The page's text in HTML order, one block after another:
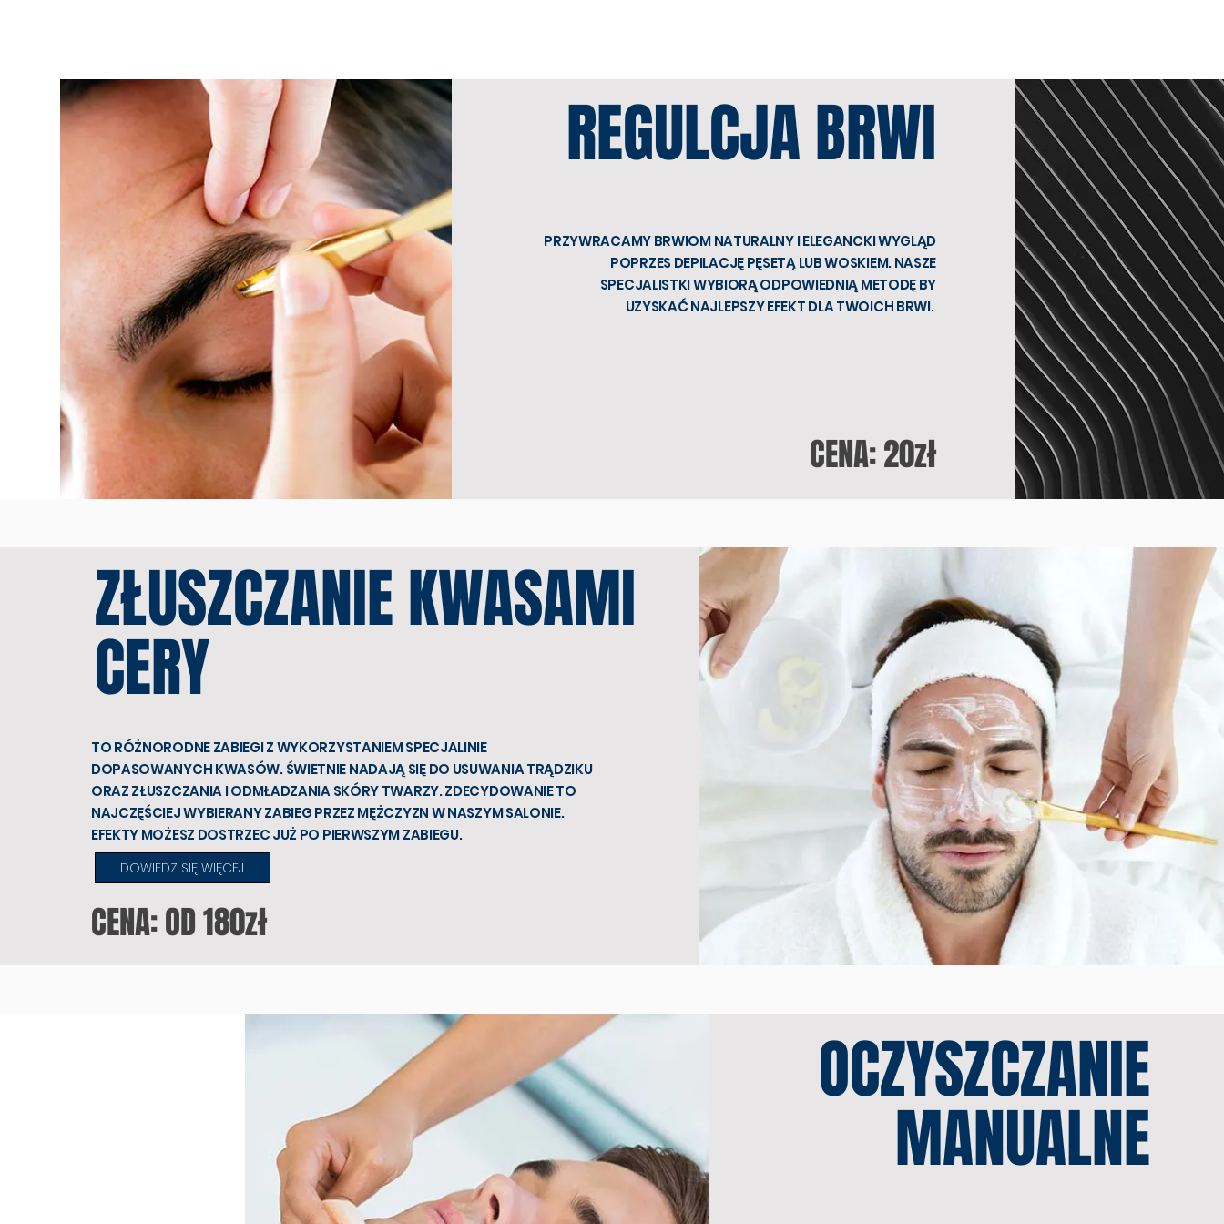
REGULCJA BRWI
PRZYWRACAMY BRWIOM NATURALNY I ELEGANCKI WYGLĄD
POPRZES DEPILACJĘ PĘSETĄ LUB WOSKIEM. NASZE
SPECJALISTKI WYBIORĄ ODPOWIEDNIĄ METODĘ BY
UZYSKAĆ NAJLEPSZY EFEKT DLA TWOICH BRWI.
CENA: 20zł
ZŁUSZCZANIE KWASAMI
CERY
TO RÓŻNORODNE ZABIEGI Z WYKORZYSTANIEM SPECJALINIE
DOPASOWANYCH KWASÓW. ŚWIETNIE NADAJĄ SIĘ DO USUWANIA TRĄDZIKU
ORAZ ZŁUSZCZANIA I ODMŁADZANIA SKÓRY TWARZY. ZDECYDOWANIE TO
NAJCZĘŚCIEJ WYBIERANY ZABIEG PRZEZ MĘŻCZYZN W NASZYM SALONIE.
EFEKTY MOŻESZ DOSTRZEC JUŻ PO PIERWSZYM ZABIEGU.
DOWIEDZ SIĘ WIĘCEJ
CENA: OD 180zł
OCZYSZCZANIE
MANUALNE